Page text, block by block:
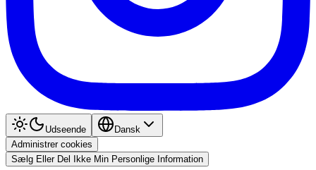
Udseende
Dansk
Administrer cookies
Sælg Eller Del Ikke Min Personlige Information